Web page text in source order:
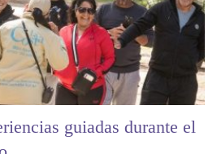
guiadas durante el